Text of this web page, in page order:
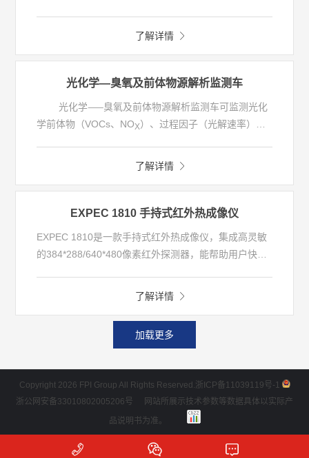
总氮、总磷、高锰酸盐 指数、营养盐等指标。
了解详情
光化学—臭氧及前体物源解析监测车
光化学⸺臭氧及前体物源解析监测车可监测光化
学前体物（VOCs、NOX）、过程因子（光解速率）及
精细化管控。可实现对光化学污染全流程的监测，分析
了解详情
EXPEC 1810 手持式红外热成像仪
EXPEC 1810是一款手持式红外热成像仪，集成高灵敏
的384*288/640*480像素红外探测器，能帮助用户快速
大屏显示，结构紧凑，外形简约，使用方便。
了解详情
加载更多
Copyright 2026 FPI Group All Rights Reserved. 浙ICP备11039119号-1
浙公网安备33010802005206号
网站所展示技术参数等数据具体以实际产
品说明书为准。